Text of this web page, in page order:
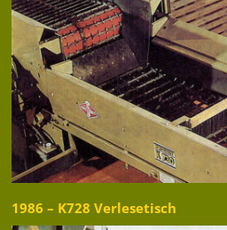
1986 – K728 Verlesetisch